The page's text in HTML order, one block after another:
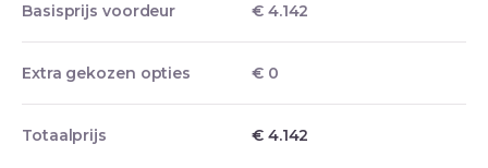
Basisprijs voordeur € 4.142
Extra gekozen opties € 0
Totaalprijs € 4.142